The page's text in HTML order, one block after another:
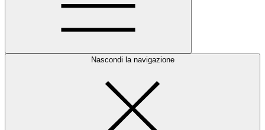
Nascondi la navigazione